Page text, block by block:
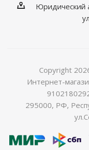
Юридический
Copyright
Интернет-
295000, РФ,